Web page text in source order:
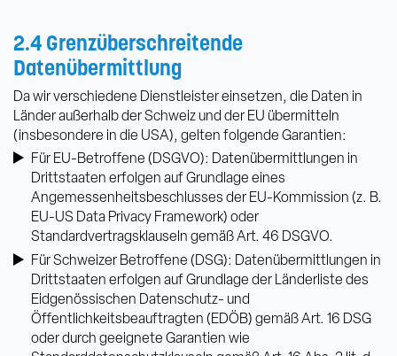
2.4 Grenzüberschreitende
Datenübermittlung
Da wir verschiedene Dienstleister einsetzen, die Daten in
Länder außerhalb der Schweiz und der EU übermitteln
(insbesondere in die USA), gelten folgende Garantien:
Für EU-Betroffene (DSGVO): Datenübermittlungen in
Drittstaaten erfolgen auf Grundlage eines
Angemessenheitsbeschlusses der EU-Kommission (z. B.
EU-US Data Privacy Framework) oder
Standardvertragsklauseln gemäß Art. 46 DSGVO.
Für Schweizer Betroffene (DSG): Datenübermittlungen in
Drittstaaten erfolgen auf Grundlage der Länderliste des
Eidgenössischen Datenschutz- und
Öffentlichkeitsbeauftragten (EDÖB) gemäß Art. 16 DSG
oder durch geeignete Garantien wie